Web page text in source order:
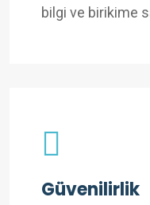
bilgi ve birikime
Güvenilirlik